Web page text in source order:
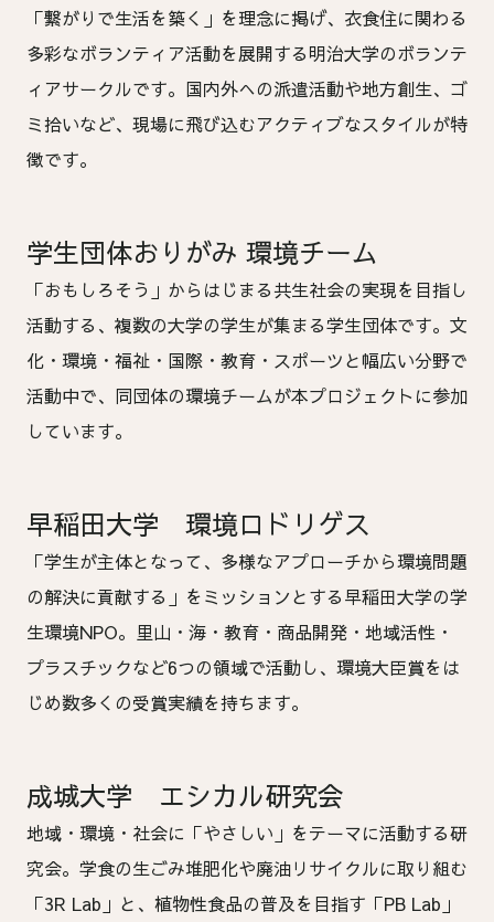
「繋がりで生活を築く」を理念に掲げ、衣食住に関わる
多彩なボランティア活動を展開する明治大学のボランテ
ィアサークルです。国内外への派遣活動や地方創生、ゴ
ミ拾いなど、現場に飛び込むアクティブなスタイルが特
徴です。
学生団体おりがみ 環境チーム
「おもしろそう」からはじまる共生社会の実現を目指し
活動する、複数の大学の学生が集まる学生団体です。文
化・環境・福祉・国際・教育・スポーツと幅広い分野で
活動中で、同団体の環境チームが本プロジェクトに参加
しています。
早稲田大学 環境ロドリゲス
「学生が主体となって、多様なアプローチから環境問題
の解決に貢献する」をミッションとする早稲田大学の学
生環境NPO。里山・海・教育・商品開発・地域活性・
プラスチックなど6つの領域で活動し、環境大臣賞をは
じめ数多くの受賞実績を持ちます。
成城大学 エシカル研究会
地域・環境・社会に「やさしい」をテーマに活動する研
究会。学食の生ごみ堆肥化や廃油リサイクルに取り組む
「3R Lab」と、植物性食品の普及を目指す「PB Lab」